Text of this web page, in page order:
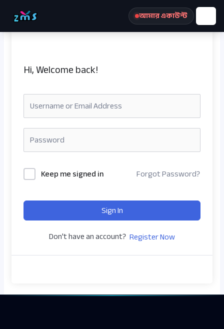
আমার একাউন্ট
Hi, Welcome back!
Keep me signed in Forgot Password?
Sign In
Don't have an account? Register Now